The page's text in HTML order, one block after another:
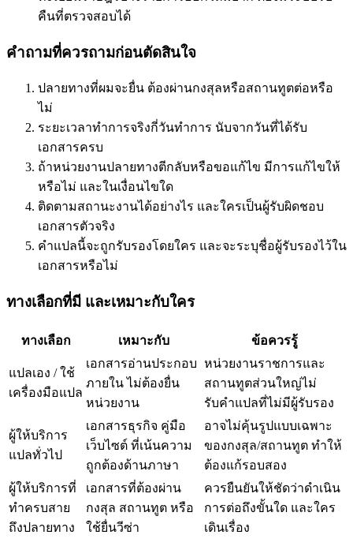
คืนที่ตรวจสอบได้
คำถามที่ควรถามก่อนตัดสินใจ
ปลายทางที่ผมจะยื่น ต้องผ่านกงสุลหรือสถานทูตต่อหรือ
ไม่
ระยะเวลาทำการจริงกี่วันทำการ นับจากวันที่ได้รับ
เอกสารครบ
ถ้าหน่วยงานปลายทางตีกลับหรือขอแก้ไข มีการแก้ไขให้
หรือไม่ และในเงื่อนไขใด
ติดตามสถานะงานได้อย่างไร และใครเป็นผู้รับผิดชอบ
เอกสารตัวจริง
คำแปลนี้จะถูกรับรองโดยใคร และจะระบุชื่อผู้รับรองไว้ใน
เอกสารหรือไม่
ทางเลือกที่มี และเหมาะกับใคร
ทางเลือก เหมาะกับ ข้อควรรู้
แปลเอง / ใช้
เครื่องมือแปล
เอกสารอ่านประกอบ
ภายใน ไม่ต้องยื่น
หน่วยงาน
หน่วยงานราชการและ
สถานทูตส่วนใหญ่ไม่
รับคำแปลที่ไม่มีผู้รับรอง
ผู้ให้บริการ
แปลทั่วไป
เอกสารธุรกิจ คู่มือ
เว็บไซต์ ที่เน้นความ
ถูกต้องด้านภาษา
อาจไม่คุ้นรูปแบบเฉพาะ
ของกงสุล/สถานทูต ทำให้
ต้องแก้รอบสอง
ผู้ให้บริการที่
ทำครบสาย
ถึงปลายทาง
เอกสารที่ต้องผ่าน
กงสุล สถานทูต หรือ
ใช้ยื่นวีซ่า
ควรยืนยันให้ชัดว่าดำเนิน
การต่อถึงขั้นใด และใคร
เดินเรื่อง